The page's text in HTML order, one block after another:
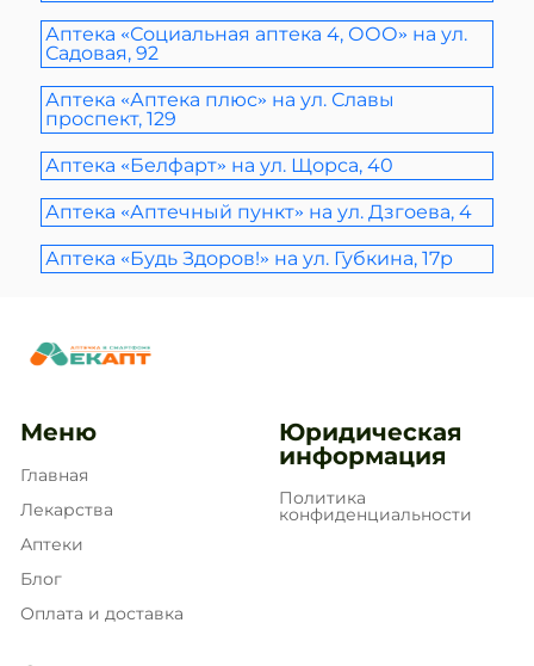
Аптека «Социальная аптека 4, ООО» на ул.
Садовая, 92
Аптека «Аптека плюс» на ул. Славы
проспект, 129
Аптека «Белфарт» на ул. Щорса, 40
Аптека «Аптечный пункт» на ул. Дзгоева, 4
Аптека «Будь Здоров!» на ул. Губкина, 17р
Меню
Главная
Лекарства
Аптеки
Блог
Оплата и доставка
Юридическая
информация
Политика
конфиденциальности